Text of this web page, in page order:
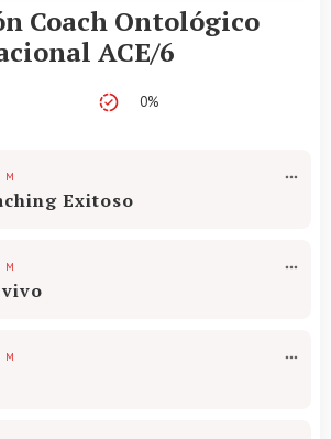
Coach Ontológico
ACE/6
0%
Exitoso